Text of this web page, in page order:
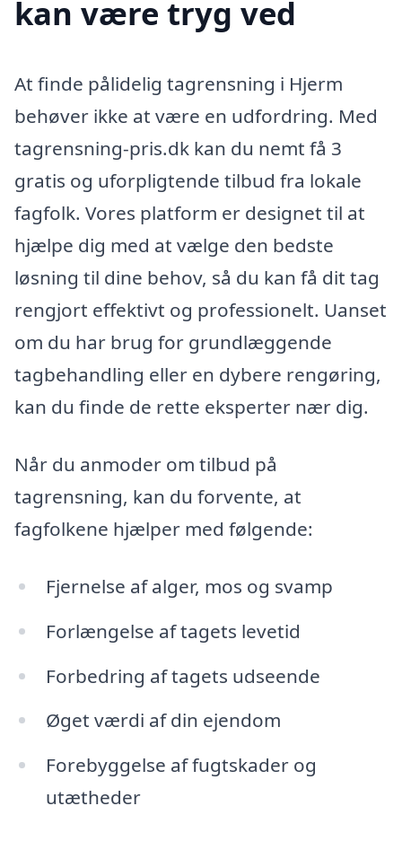
kan være tryg ved
At finde pålidelig tagrensning i Hjerm
behøver ikke at være en udfordring. Med
tagrensning-pris.dk kan du nemt få 3
gratis og uforpligtende tilbud fra lokale
fagfolk. Vores platform er designet til at
hjælpe dig med at vælge den bedste
løsning til dine behov, så du kan få dit tag
rengjort effektivt og professionelt. Uanset
om du har brug for grundlæggende
tagbehandling eller en dybere rengøring,
kan du finde de rette eksperter nær dig.
Når du anmoder om tilbud på
tagrensning, kan du forvente, at
fagfolkene hjælper med følgende:
Fjernelse af alger, mos og svamp
Forlængelse af tagets levetid
Forbedring af tagets udseende
Øget værdi af din ejendom
Forebyggelse af fugtskader og
utætheder